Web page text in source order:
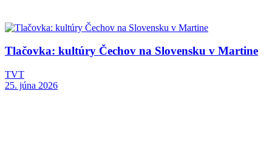
Tlačovka: kultúry Čechov na Slovensku v Martine
TVT
25. júna 2026